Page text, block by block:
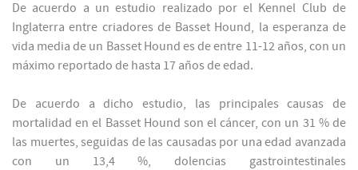
De acuerdo a un estudio realizado por el Kennel Club de
Inglaterra entre criadores de Basset Hound, la esperanza de
vida media de un Basset Hound es de entre 11-12 años, con un
máximo reportado de hasta 17 años de edad.
De acuerdo a dicho estudio, las principales causas de
mortalidad en el Basset Hound son el cáncer, con un 31 % de
las muertes, seguidas de las causadas por una edad avanzada
con un 13,4 %, dolencias gastrointestinales